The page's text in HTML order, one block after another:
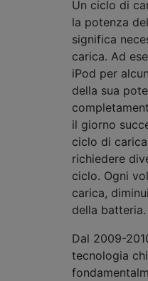
Un ciclo di
la potenza
significa
carica. Ad
iPod per
della sua
il giorno
ciclo di
richiedere
ciclo. Ogni
carica,
della batteria.
Dal 2009-
tecnologia